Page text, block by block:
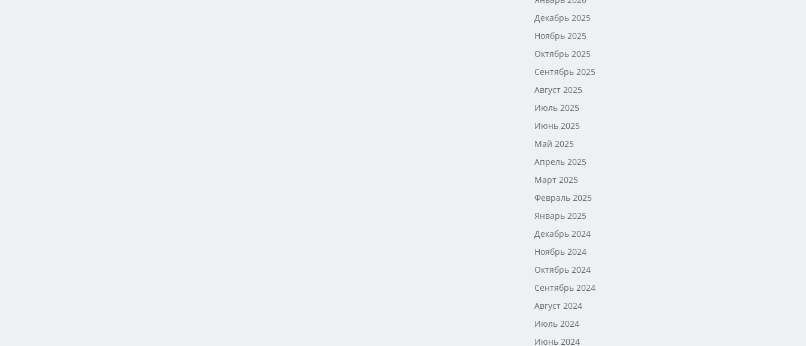
Декабрь 2025
Ноябрь 2025
Октябрь 2025
Сентябрь 2025
Август 2025
Июль 2025
Июнь 2025
Май 2025
Апрель 2025
Март 2025
Февраль 2025
Январь 2025
Декабрь 2024
Ноябрь 2024
Октябрь 2024
Сентябрь 2024
Август 2024
Июль 2024
Июнь 2024